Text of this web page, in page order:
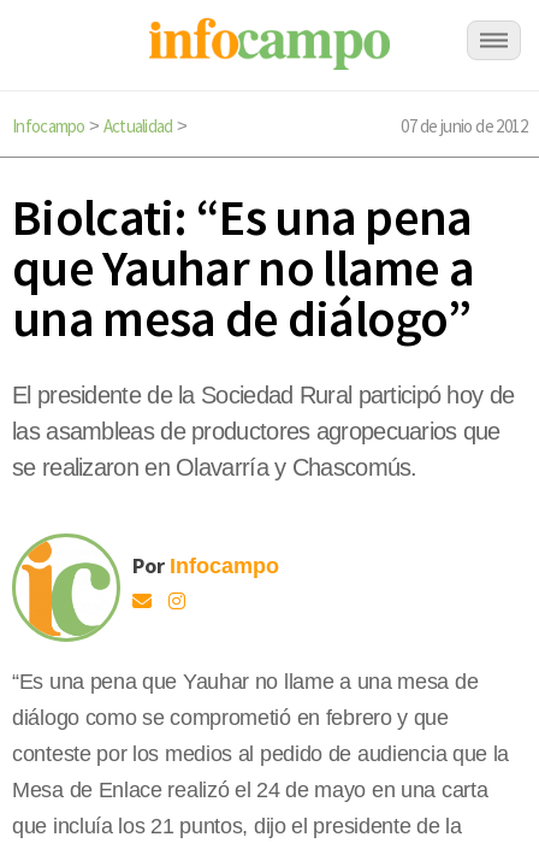
Infocampo > Actualidad > 07 de junio de 2012
Biolcati: “Es una pena
que Yauhar no llame a
una mesa de diálogo”
El presidente de la Sociedad Rural participó hoy de
las asambleas de productores agropecuarios que
se realizaron en Olavarría y Chascomús.
Por Infocampo
“Es una pena que Yauhar no llame a una mesa de
diálogo como se comprometió en febrero y que
conteste por los medios al pedido de audiencia que la
Mesa de Enlace realizó el 24 de mayo en una carta
que incluía los 21 puntos, dijo el presidente de la